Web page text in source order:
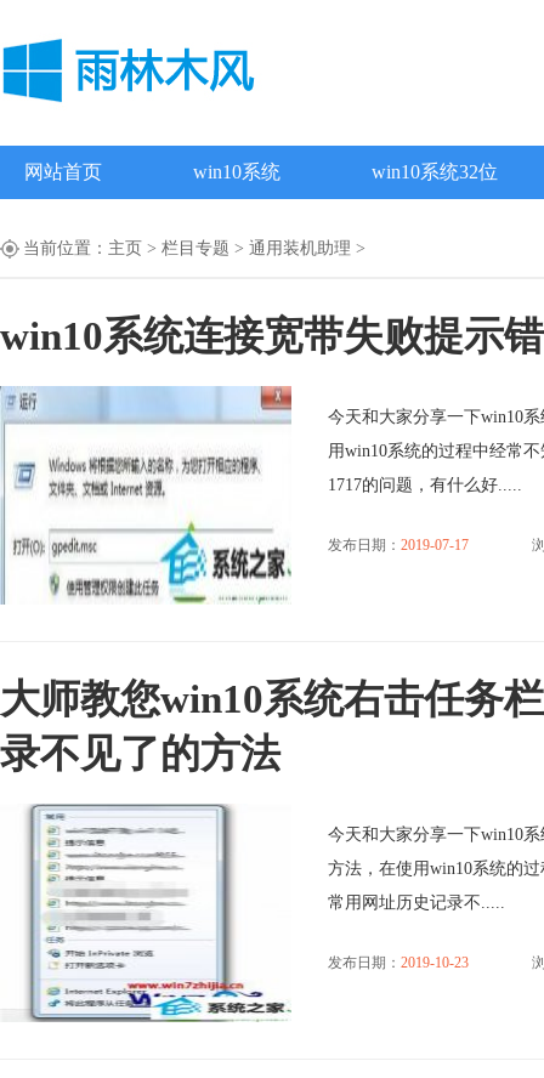
网站首页 win10系统 win10系统32位
当前位置： 主页 > 栏目专题 > 通用装机助理 >
win10系统连接宽带失败提示
今天和大家分享一下win10
用win10系统的过程中经常
1717的问题，有什么好.....
发布日期： 2019-07-17
大师教您win10系统右击任务
录不见了的方法
今天和大家分享一下win10
方法，在使用win10系统的
常用网址历史记录不.....
发布日期： 2019-10-23